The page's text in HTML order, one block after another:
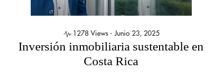
1278 Views - Junio 23, 2025
Inversión inmobiliaria sustentable en
Costa Rica